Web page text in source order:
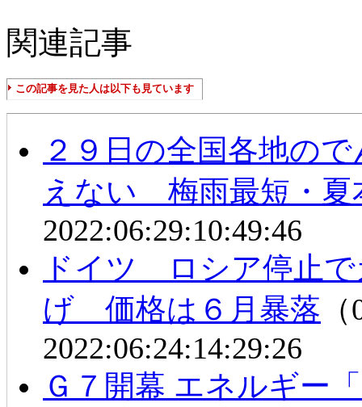
関連記事
この記事を見た人は以下も見ています
２９日の全国各地の
えない 梅雨最短・夏
2022:06:29:10:49:46
ドイツ ロシア停止で
げ 価格は６月暴落
2022:06:24:14:29:26
Ｇ７開幕 エネルギー